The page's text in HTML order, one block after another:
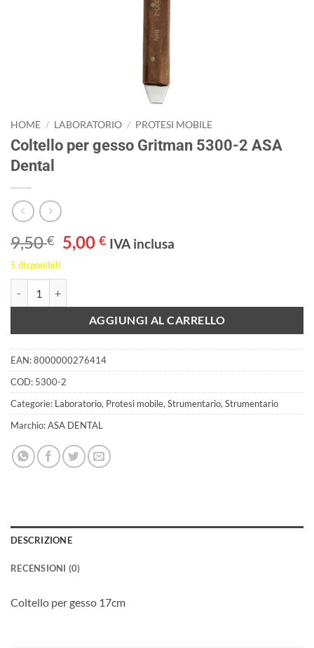
HOME / LABORATORIO / PROTESI MOBILE
Coltello per gesso Gritman 5300-2 ASA
Dental
9,50€
Il
prezzo
originale
9,50 €.
5,00€Il
5,00 €.
IVA inclusa
5 disponibili
AGGIUNGI AL CARRELLO
EAN:8000000276414
COD: 5300-2
Categorie: Laboratorio, Protesi mobile,Strumentario,Strumentario
Marchio:ASA DENTAL
DESCRIZIONE
RECENSIONI (0)
Coltello per gesso 17cm